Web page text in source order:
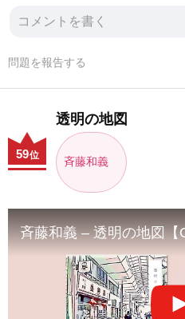
問題を報告する
透明の地図
斉藤和義
59位
斉藤和義 – 透明の地図【